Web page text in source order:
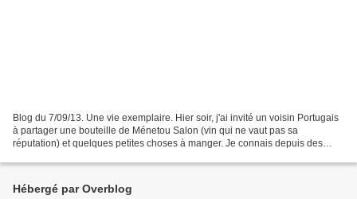
Blog du 7/09/13. Une vie exemplaire. Hier soir, j'ai invité un voisin Portugais
à partager une bouteille de Ménetou Salon (vin qui ne vaut pas sa
réputation) et quelques petites choses à manger. Je connais depuis des
Hébergé par Overblog